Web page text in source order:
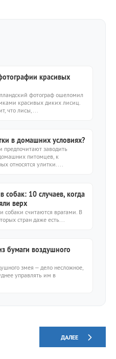
красивых
фотограф ошеломил
красивых диких лисиц.
что лисы,...
в домашних условиях?
предпочитают заводить
питомцев, к
относятся улитки....
собак: 10 случаев, когда
верх
собаки считаются врагами. В
стран даже есть...
бумаги воздушного
змея – дело несложное,
управлять им в
ДАЛЕЕ